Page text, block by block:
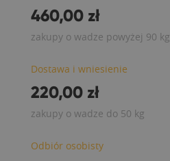
460,00 zł
zakupy o wadze powyżej 90 kg
Dostawa i wniesienie
220,00 zł
zakupy o wadze do 50 kg
Odbiór osobisty